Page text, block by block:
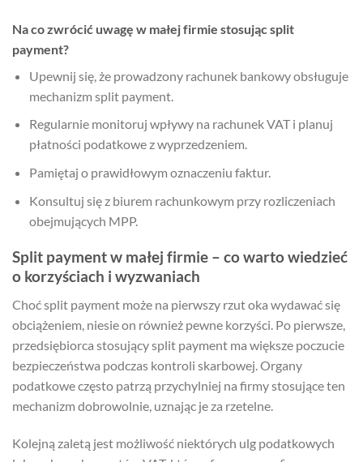
Na co zwrócić uwagę w małej firmie stosując split
payment?
Upewnij się, że prowadzony rachunek bankowy obsługuje
mechanizm split payment.
Regularnie monitoruj wpływy na rachunek VAT i planuj
płatności podatkowe z wyprzedzeniem.
Pamiętaj o prawidłowym oznaczeniu faktur.
Konsultuj się z biurem rachunkowym przy rozliczeniach
obejmujących MPP.
Split payment w małej firmie – co warto wiedzieć
o korzyściach i wyzwaniach
Choć split payment może na pierwszy rzut oka wydawać się
obciążeniem, niesie on również pewne korzyści. Po pierwsze,
przedsiębiorca stosujący split payment ma większe poczucie
bezpieczeństwa podczas kontroli skarbowej. Organy
podatkowe często patrzą przychylniej na firmy stosujące ten
mechanizm dobrowolnie, uznając je za rzetelne.
Kolejną zaletą jest możliwość niektórych ulg podatkowych